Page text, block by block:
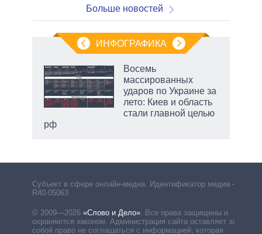
Больше новостей
ИНФОГРАФИКА
Восемь
массированных
ударов по Украине за
лето: Киев и область
стали главной целью
рф
Субъект в сфере онлайн-медиа. Идентификатор медиа –
R40-05063
© 2009—2026 «Слово и Дело». Все права защищены и
охраняются законом. Администрация сайта оставляет за
собой право не соглашаться с информацией, которая